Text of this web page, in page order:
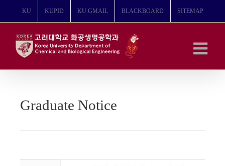
뛰
KU KUPID KU GMAIL BLACKBOARD SITEMAP
Graduate Notice